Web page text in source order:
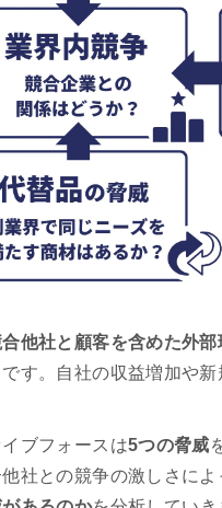
他社と顧客を含めた外
です。自社の収益増加や
ブフォースは5つの脅威
社との競争の激しさに